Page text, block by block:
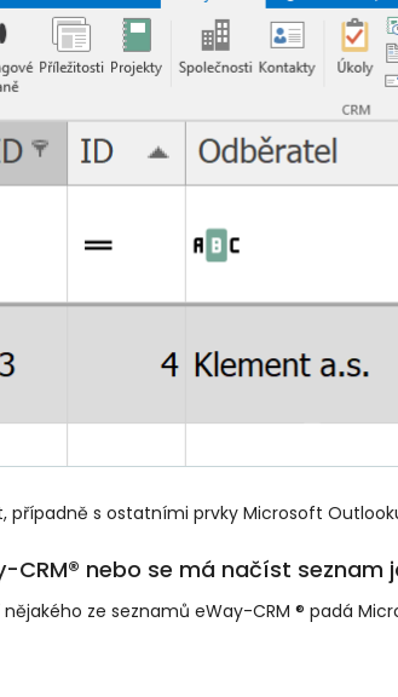
případně s ostatními prvky Microsoft
nebo se má načíst seznam
ze seznamů eWay-CRM ® padá